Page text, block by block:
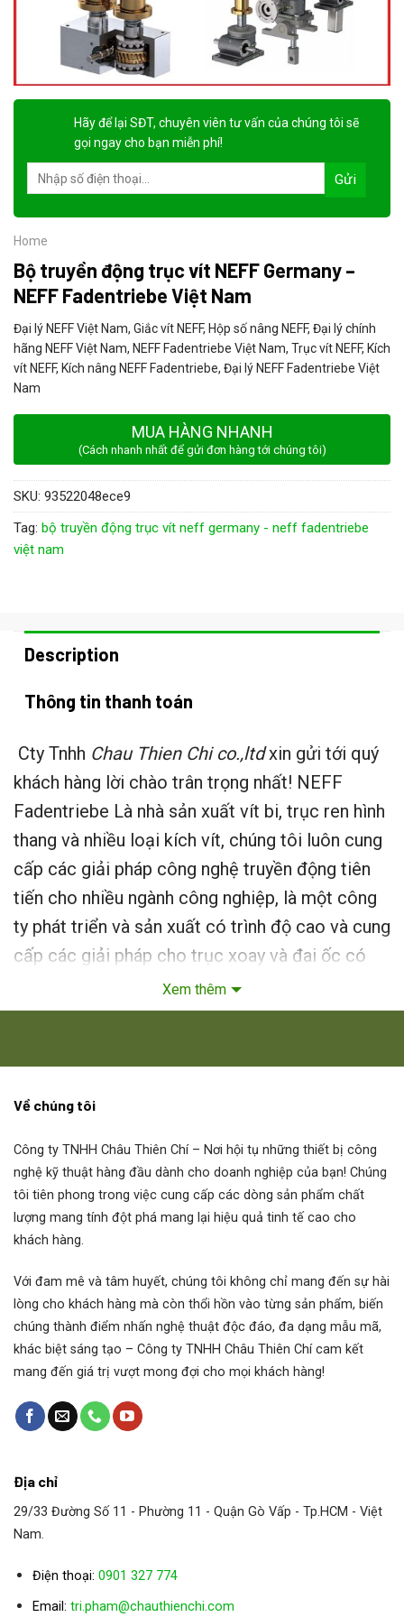
Hãy để lại SĐT, chuyên viên tư vấn của chúng tôi sẽ
gọi ngay cho bạn miễn phí!
Home
Bộ truyền động trục vít NEFF Germany –
NEFF Fadentriebe Việt Nam
Đại lý NEFF Việt Nam, Giắc vít NEFF, Hộp số nâng NEFF, Đại lý chính
hãng NEFF Việt Nam, NEFF Fadentriebe Việt Nam, Trục vít NEFF, Kích
vít NEFF, Kích nâng NEFF Fadentriebe, Đại lý NEFF Fadentriebe Việt
Nam
MUA HÀNG NHANH
(Cách nhanh nhất để gửi đơn hàng tới chúng tôi)
SKU: 93522048ece9
Tag: bộ truyền động trục vít neff germany - neff fadentriebe
việt nam
Description
Thông tin thanh toán
Cty Tnhh Chau Thien Chi co.,ltdxin gửi tới quý
khách hàng lời chào trân trọng nhất! NEFF
Fadentriebe Là nhà sản xuất vít bi, trục ren hình
thang và nhiều loại kích vít, chúng tôi luôn cung
cấp các giải pháp công nghệ truyền động tiên
tiến cho nhiều ngành công nghiệp, là một công
ty phát triển và sản xuất có trình độ cao và cung
cấp các giải pháp cho trục xoay và đai ốc có
1: Truyền động trục vít
thẳng đứng là sự kết hợp giữa trục ren thẳng
đứng và đai ốc ren tuân thủ tiêu chuẩn với độ hở
giảm, độ thẳng và độ chính xác bước cao. Các
đai ốc ren được làm bằng đồng thau. Ngoài ra
hoặc đai ốc bằng thép.
2: Giắc vít NEFFhay còn gọi ( hộp số nâng )
Các bánh răng nâng được cung cấp một loại mỡ
lỏng đặc biệt nhiệt độ cao, trục đứng, đai ốc
được tích hợp gọn vào vỏ hộp số. Nhờ bôi trơn
độ lên tới 3000 1 / phút, lực nâng từ 5-250 kN
với trục đứng yên, đảm bảo mô-men xoắn cực
đại.
3: Thông số kỹ thuật:
Xem thêm
Về chúng tôi
Công ty TNHH Châu Thiên Chí– Nơi hội tụ những thiết bị công
nghệ kỹ thuật hàng đầu dành cho doanh nghiệp của bạn! Chúng
tôi tiên phong trong việc cung cấp các dòng sản phẩm chất
lượng mang tính đột phá mang lại hiệu quả tinh tế cao cho
khách hàng.
Với đam mê và tâm huyết, chúng tôi không chỉ mang đến sự hài
lòng cho khách hàng mà còn thổi hồn vào từng sản phẩm, biến
chúng thành điểm nhấn nghệ thuật độc đáo, đa dạng mẫu mã,
khác biệt sáng tạo – Công ty TNHH Châu Thiên Chí cam kết
mang đến giá trị vượt mong đợi cho mọi khách hàng!
Địa chỉ
29/33 Đường Số 11 - Phường 11 - Quận Gò Vấp - Tp.HCM - Việt
Nam.
Điện thoại: 0901 327 774
Email: tri.pham@chauthienchi.com